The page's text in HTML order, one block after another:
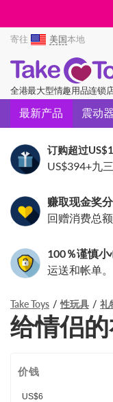
寄往 美国本地
全港最大型情趣用品连锁
最新产品 震动器
订购超过
US$394+九
赚取现金奖分
回赠消费总
100％谨慎小
运送和帐单。
Take Toys 性玩具 礼
给情侣
价钱
US$6